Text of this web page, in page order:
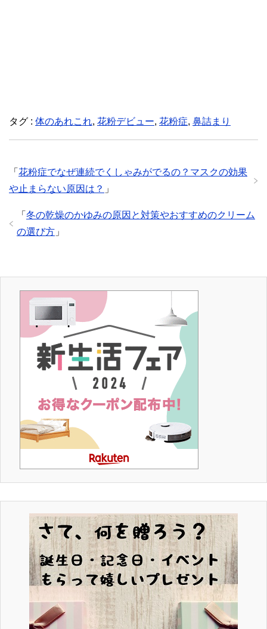
タグ : 体のあれこれ, 花粉デビュー, 花粉症, 鼻詰まり
「 花粉症でなぜ連続でくしゃみがでるの？マスクの効果
や止まらない原因は？ 」
「 冬の乾燥のかゆみの原因と対策やおすすめのクリーム
の選び方 」